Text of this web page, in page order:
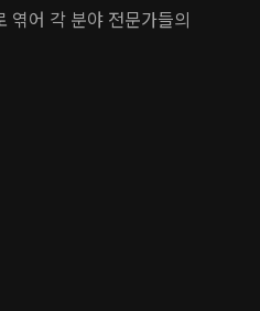
엮어 각 분야 전문가들의